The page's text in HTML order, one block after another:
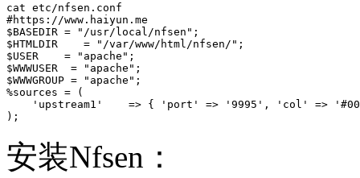
cat etc/nfsen.conf
#https://www.haiyun.me
$BASEDIR = "/usr/local/nfsen";
$HTMLDIR    = "/var/www/html/nfsen/";
$USER    = "apache";
$WWWUSER  = "apache";
$WWWGROUP = "apache";
%sources = (
'upstream1'    => { 'port' => '9995', 'col' =>
);
安装Nfsen：